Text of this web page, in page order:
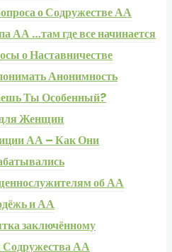
о Содружестве АА
АА …там где все начинается
о Наставничестве
Анонимность
Ты Особенный?
Женщин
АА – Как Они
об АА
и АА
заключённому
АА